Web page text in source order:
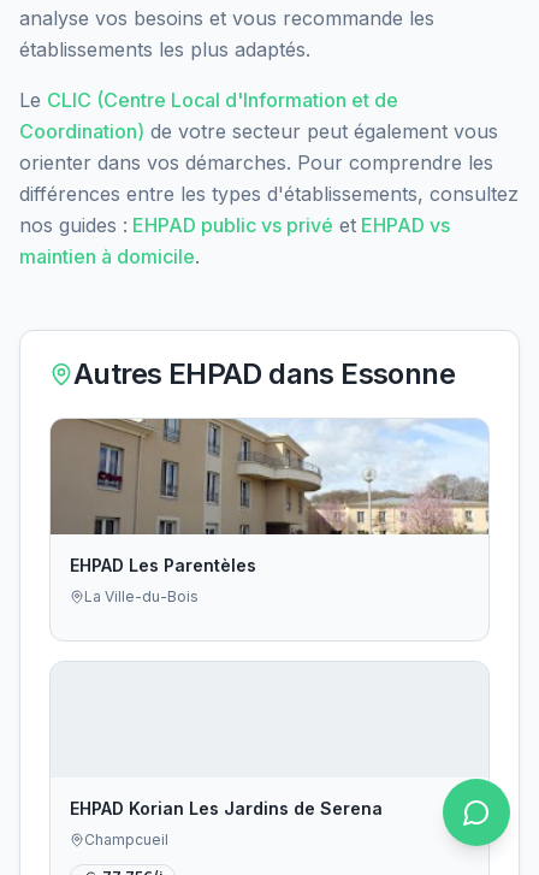
analyse vos besoins et vous recommande les
établissements les plus adaptés.
Le CLIC (Centre Local d'Information et de
Coordination) de votre secteur peut également vous
orienter dans vos démarches. Pour comprendre les
différences entre les types d'établissements, consultez
nos guides : EHPAD public vs privé et EHPAD vs
maintien à domicile.
Autres EHPAD dans Essonne
EHPAD Les Parentèles
La Ville-du-Bois
EHPAD Korian Les Jardins de Serena
Champcueil